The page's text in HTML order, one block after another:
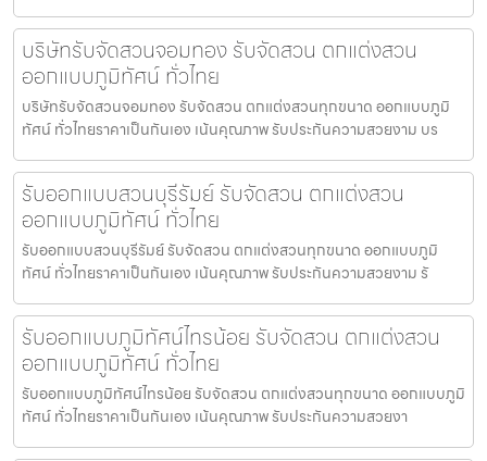
บริษัทรับจัดสวนจอมทอง รับจัดสวน ตกแต่งสวน
ออกแบบภูมิทัศน์ ทั่วไทย
บริษัทรับจัดสวนจอมทอง รับจัดสวน ตกแต่งสวนทุกขนาด ออกแบบภูมิ
ทัศน์ ทั่วไทยราคาเป็นกันเอง เน้นคุณภาพ รับประกันความสวยงาม บร
รับออกแบบสวนบุรีรัมย์ รับจัดสวน ตกแต่งสวน
ออกแบบภูมิทัศน์ ทั่วไทย
รับออกแบบสวนบุรีรัมย์ รับจัดสวน ตกแต่งสวนทุกขนาด ออกแบบภูมิ
ทัศน์ ทั่วไทยราคาเป็นกันเอง เน้นคุณภาพ รับประกันความสวยงาม รั
รับออกแบบภูมิทัศน์ไทรน้อย รับจัดสวน ตกแต่งสวน
ออกแบบภูมิทัศน์ ทั่วไทย
รับออกแบบภูมิทัศน์ไทรน้อย รับจัดสวน ตกแต่งสวนทุกขนาด ออกแบบภูมิ
ทัศน์ ทั่วไทยราคาเป็นกันเอง เน้นคุณภาพ รับประกันความสวยงา